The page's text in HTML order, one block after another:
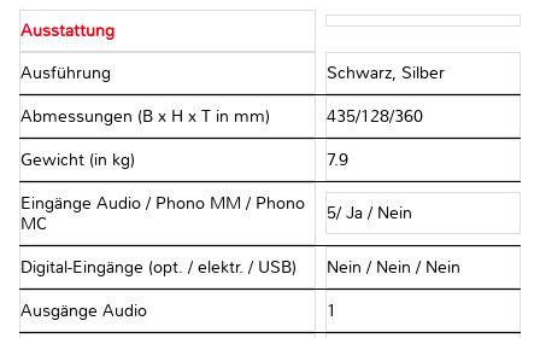
Ausstattung
Ausführung Schwarz, Silber
Abmessungen (B x H x T in mm) 435/128/360
Gewicht (in kg) 7.9
Eingänge Audio / Phono MM / Phono
MC
5/ Ja / Nein
Digital-Eingänge (opt. / elektr. / USB) Nein / Nein / Nein
Ausgänge Audio 1